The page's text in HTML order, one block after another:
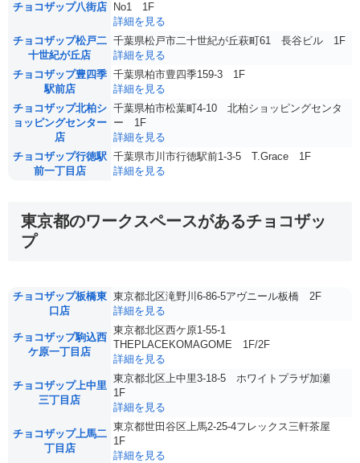
チョコザップ八街店
No1 1F
詳細を見る
チョコザップ松戸二
十世紀が丘店
千葉県松戸市二十世紀が丘萩町61 長谷ビル 1F
詳細を見る
チョコザップ豊四季
駅前店
千葉県柏市豊四季159-3 1F
詳細を見る
チョコザップ北柏シ
ョッピングセンター
店
千葉県柏市松葉町4-10 北柏ショッピングセンタ
ー 1F
詳細を見る
チョコザップ行徳駅
前一丁目店
千葉県市川市⾏徳駅前1-3-5 T.Grace 1F
詳細を見る
東京都のワークスペースがあるチョコザッ
プ
チョコザップ板橋東
口店
東京都北区滝野川6-86-5アヴニール板橋 2F
詳細を見る
チョコザップ駒込西
ケ原一丁目店
東京都北区西ケ原1-55-1
THEPLACEKOMAGOME 1F/2F
詳細を見る
チョコザップ上中里
三丁目店
東京都北区上中里3-18-5 ホワイトプラザ加瀬
1F
詳細を見る
チョコザップ上馬二
丁目店
東京都世田谷区上馬2-25-4フレックス三軒茶屋
1F
詳細を見る